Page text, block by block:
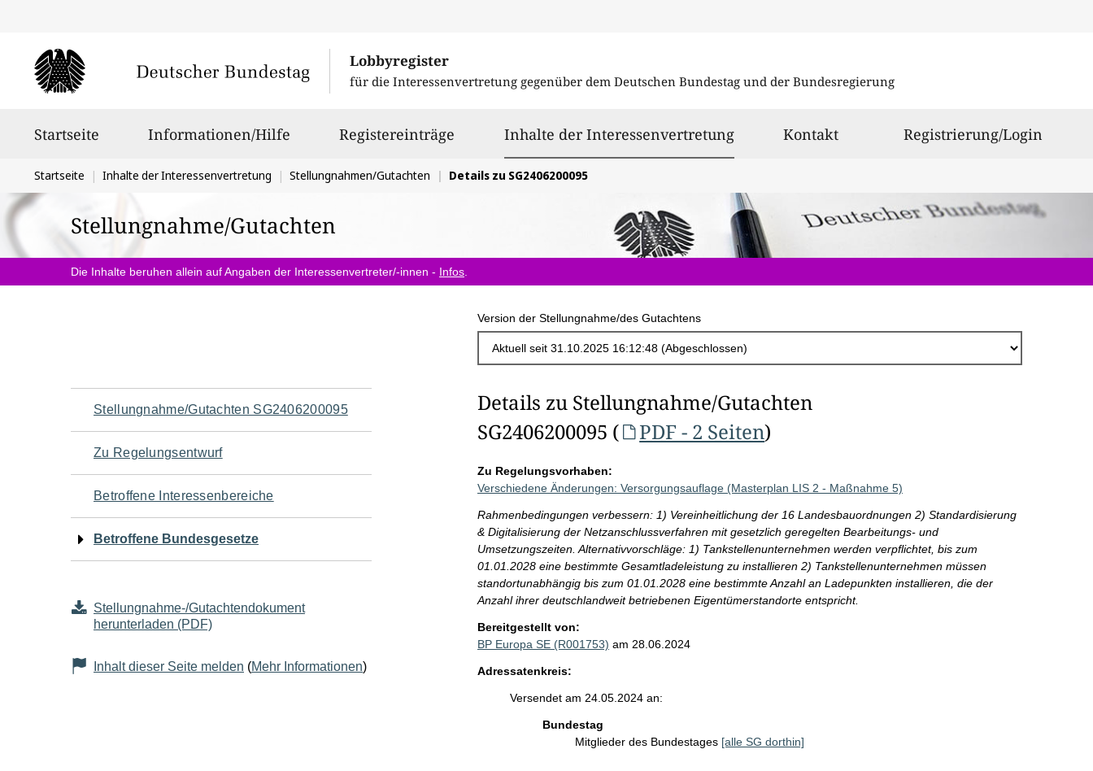
Lobbyregister
für die Interessenvertretung gegenüber dem Deutschen Bundestag und der Bundesregierung
Startseite Informationen/Hilfe Registereinträge Inhalte der Interessenvertretungausgewählt
Kontakt Registrierung/Login
Sie
befinden
sich
hier:
Startseite Inhalte der Interessenvertretung Stellungnahmen/Gutachten Details zu SG2406200095
Stellungnahme/Gutachten
Die Inhalte beruhen allein auf Angaben der Interessenvertreter/-innen - Infos
Version der Stellungnahme/des Gutachtens
Navigation
für
den
Seiteninhalt
Stellungnahme/Gutachten SG2406200095
Zu Regelungsentwurf
Betroffene Interessenbereiche
Betroffene Bundesgesetze
Stellungnahme-/Gutachtendokument
herunterladen (PDF)
Inhalt dieser Seite melden (Mehr Informationen)
Details zu Stellungnahme/Gutachten
SG2406200095 (
PDF - 2 Seiten)
Zu Regelungsvorhaben:
Verschiedene Änderungen: Versorgungsauflage (Masterplan LIS 2 - Maßnahme 5)
Rahmenbedingungen verbessern: 1) Vereinheitlichung der 16 Landesbauordnungen 2) Standardisierung
& Digitalisierung der Netzanschlussverfahren mit gesetzlich geregelten Bearbeitungs- und
Umsetzungszeiten. Alternativvorschläge: 1) Tankstellenunternehmen werden verpflichtet, bis zum
01.01.2028 eine bestimmte Gesamtladeleistung zu installieren 2) Tankstellenunternehmen müssen
standortunabhängig bis zum 01.01.2028 eine bestimmte Anzahl an Ladepunkten installieren, die der
Anzahl ihrer deutschlandweit betriebenen Eigentümerstandorte entspricht.
Bereitgestellt von:
BP Europa SE (R001753) am 28.06.2024
Adressatenkreis:
Versendet am 24.05.2024 an:
Bundestag
Mitglieder des Bundestages [alle SG dorthin]